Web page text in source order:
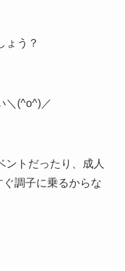
ょう？
＼(^o^)／
ントだったり、成人
調子に乗るからな